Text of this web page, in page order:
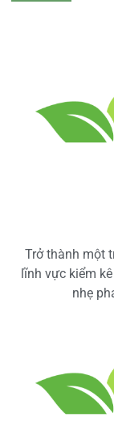
Trở thành một
lĩnh vực kiểm
nhẹ